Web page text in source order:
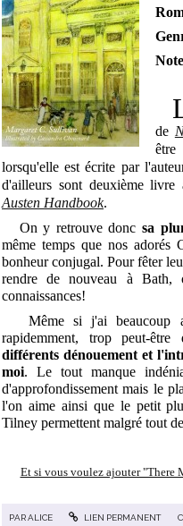
de
lorsqu'elle est écrite par
d'ailleurs sont deuxième livre
Austen Handbook.
On y retrouve donc sa
même temps que nos
bonheur conjugal. Pour fêter
rendre de nouveau à Bath,
connaissances!
Même si j'ai beaucoup
rapidemment, trop peut-être
différents dénouement et
moi. Le tout manque
d'approfondissement mais le
l'on aime ainsi que le petit
Tilney permettent malgré tout
Et si vous voulez ajouter "There
PARALICE LIEN PERMANENT